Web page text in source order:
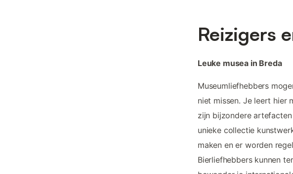
Reizigers
Leuke musea in Breda
Museumliefhebbers
niet missen. Je leert hier
zijn bijzondere
unieke collectie
maken en er worden
Bierliefhebbers kunnen